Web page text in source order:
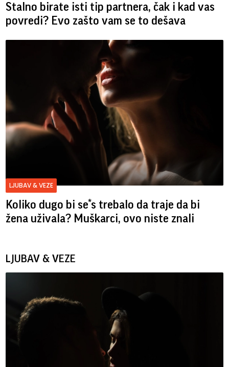
Stalno birate isti tip partnera, čak i kad vas
povredi? Evo zašto vam se to dešava
LJUBAV & VEZE
Koliko dugo bi se*s trebalo da traje da bi
žena uživala? Muškarci, ovo niste znali
LJUBAV & VEZE